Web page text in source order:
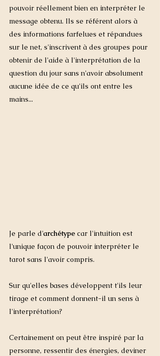
pouvoir réellement bien en interpréter le
message obtenu. Ils se référent alors à
des informations farfelues et répandues
sur le net, s'inscrivent à des groupes pour
obtenir de l'aide à l'interprétation de la
question du jour sans n'avoir absolument
aucune idée de ce qu'ils ont entre les
mains...
Je parle d'archétype car l'intuition est
l'unique façon de pouvoir interpréter le
tarot sans l'avoir compris.
Sur qu'elles bases développent t'ils leur
tirage et comment donnent-il un sens à
l'interprétation?
Certainement on peut être inspiré par la
personne, ressentir des énergies, deviner